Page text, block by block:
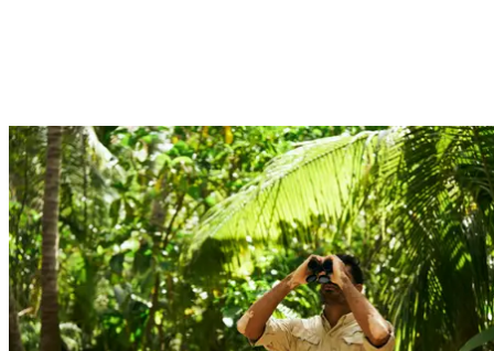
Profitez d'une sélection d'adresses raffinées et traditionnelles pour un
circuit complètement immergé.